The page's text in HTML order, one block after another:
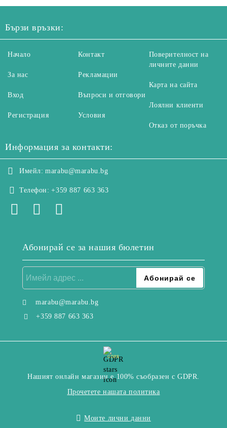
Бързи връзки:
Начало
За нас
Вход
Регистрация
Контакт
Рекламации
Въпроси и отговори
Условия
Поверителност на
личните данни
Карта на сайта
Лоялни клиенти
Отказ от поръчка
Информация за контакти:
Имейл: marabu@marabu.bg
Телефон: +359 887 663 363
Абонирай се за нашия бюлетин
marabu@marabu.bg
+359 887 663 363
GDPR
Нашият онлайн магазин е 100% съобразен с GDPR.
Прочетете нашата политика
Моите лични данни